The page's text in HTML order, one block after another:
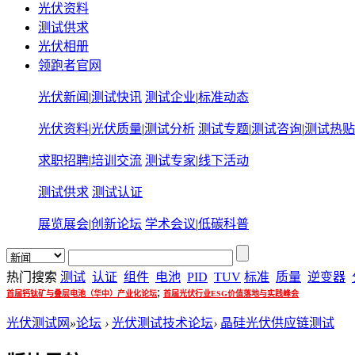
光伏资料
测试供求
光伏相册
领跑者官网
光伏新闻 |测试快讯 测试企业|标准动态
光伏资料|光伏质量|测试分析 测试专题|测试咨询|测试热贴
求职招聘|培训交流 测试专家|线下活动
测试供求 测试认证
展览展会|创新论坛 学术会议|低碳科普
热门搜索 测试 认证 组件 电池 PID TUV 标准 质量 逆变器
首届钙钛矿与叠层电池（华中）产业化论坛; 首届光伏行业ESG价值落地与实践峰会
光伏测试网 »论坛 › 光伏测试技术论坛› 晶硅光伏供应链测试